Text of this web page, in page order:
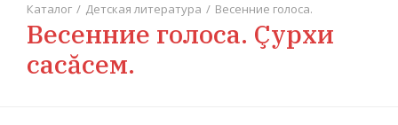
Каталог / Детская литература / Весенние голоса.
Весенние голоса. Çурхи
сасăсем.